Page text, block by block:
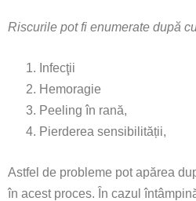
Riscurile pot fi enumerate după
Infecţii
Hemoragie
Peeling în rană,
Pierderea sensibilității,
Astfel de probleme pot apărea
în acest proces. În cazul